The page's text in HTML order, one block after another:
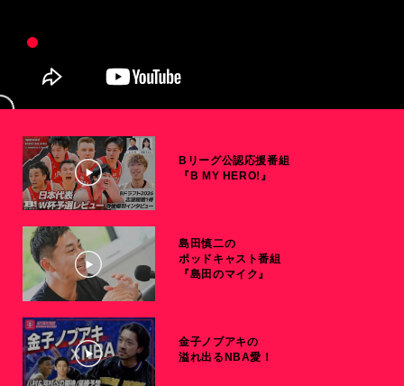
Bリーグ公認応援番組
『B MY HERO!』
島田慎二の
ポッドキャスト番組
『島田のマイク』
金子ノブアキの
溢れ出るNBA愛！